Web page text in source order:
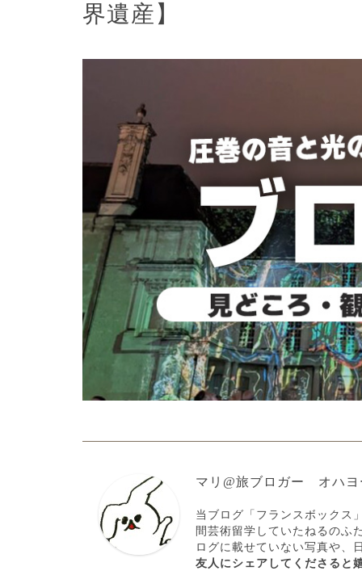
界遺産】
マリ@旅ブロガー オハヨ
当ブログ「フランスボックス
間芸術留学していたねるのふ
ログに載せていない写真や、
友人にシェアしてくださると